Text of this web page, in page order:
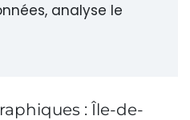
analyse le
: Île-de-